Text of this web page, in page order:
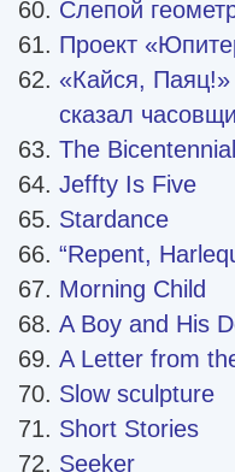
Слепой
Проект
«Кайся,
сказал
The
Jeffty Is Five
Stardance
“Repent,
Morning Child
A Boy and His
A Letter from
Slow sculpture
Short Stories
Seeker